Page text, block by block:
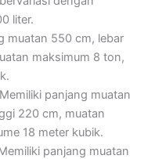
liter.
muatan 550 cm, lebar
maksimum 8 ton,
panjang muatan
220 cm, muatan
18 meter kubik.
panjang muatan